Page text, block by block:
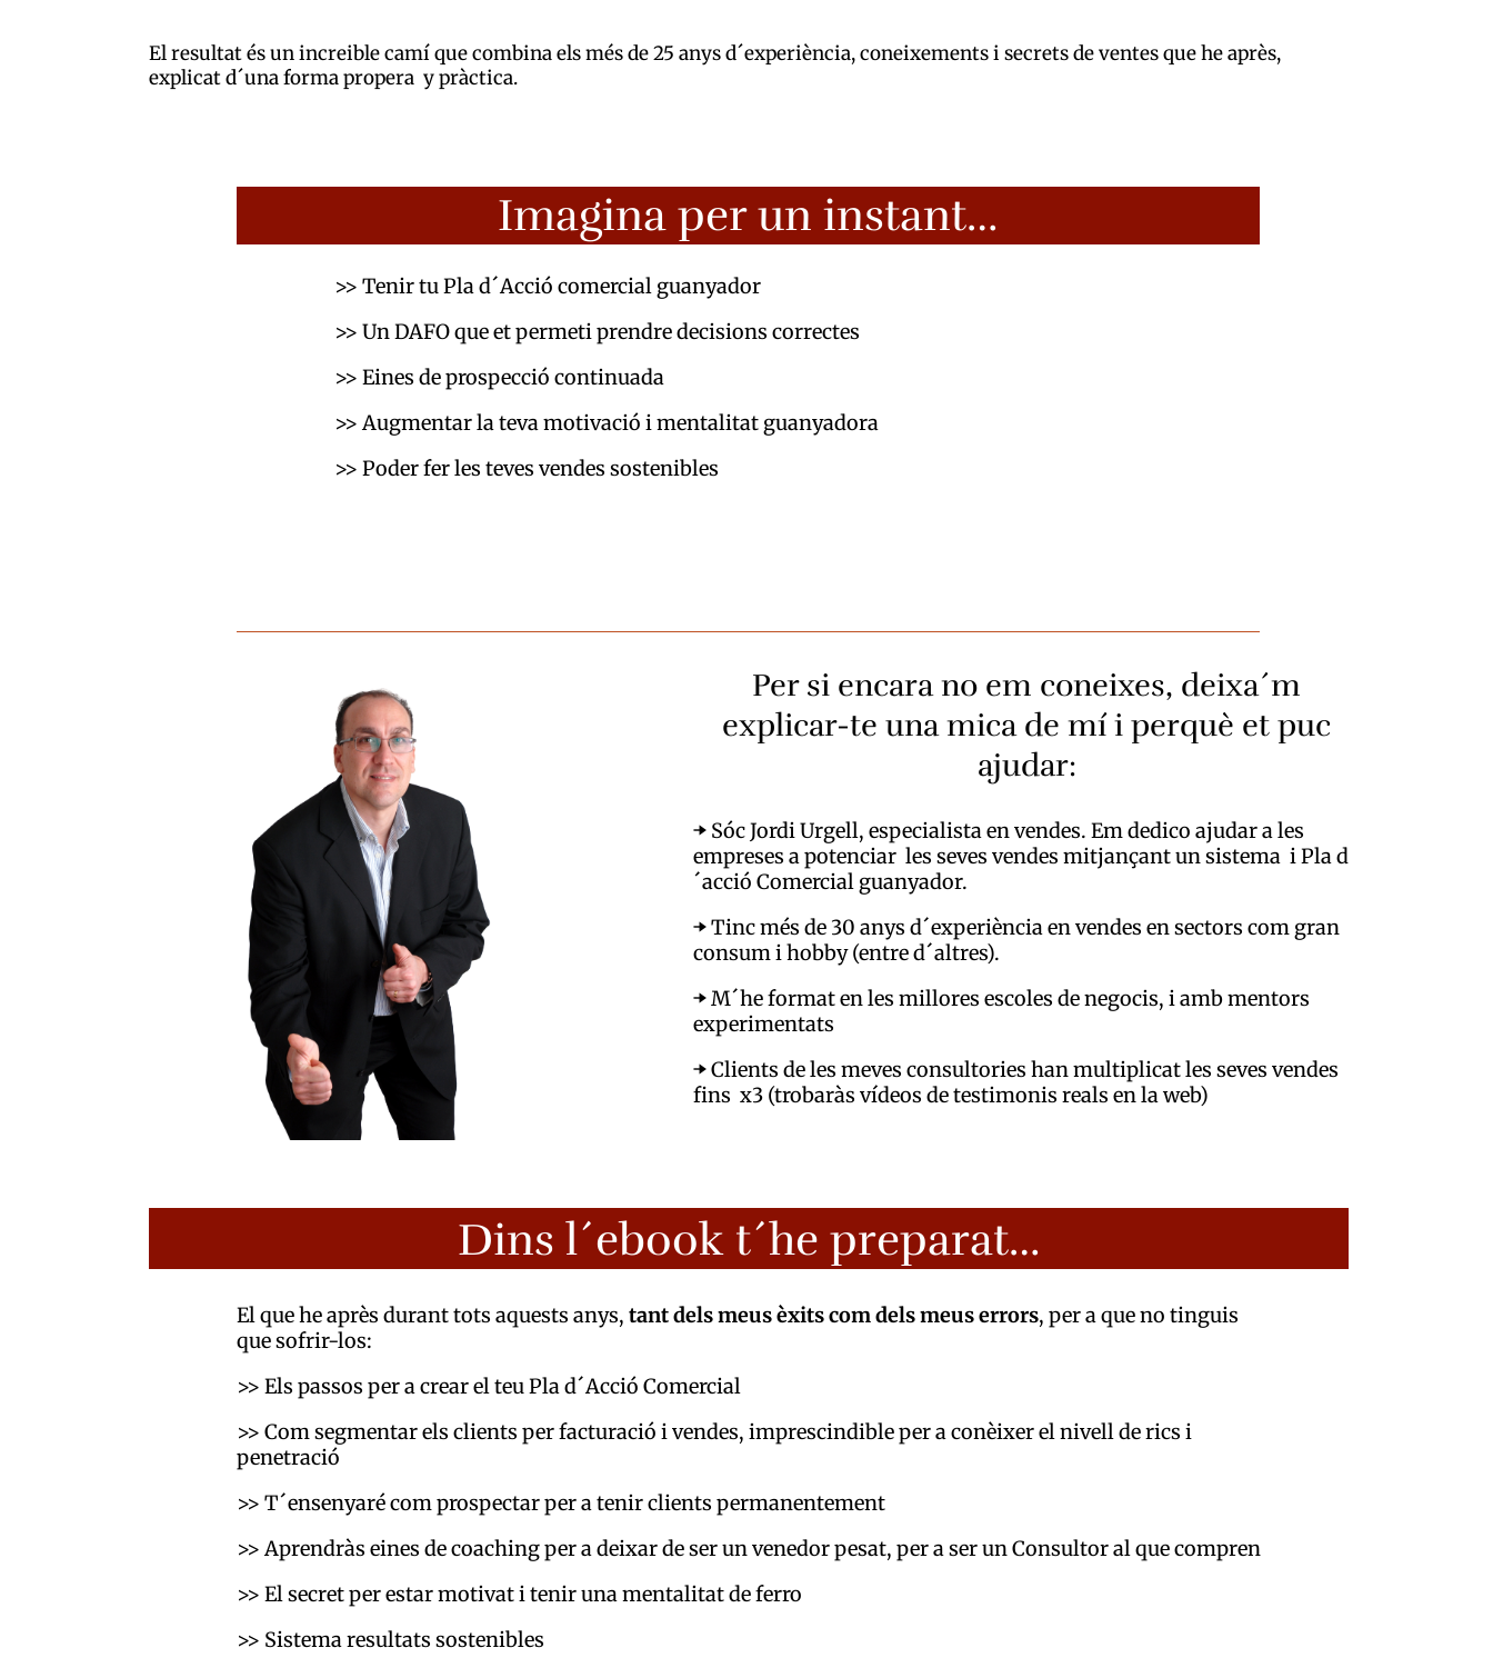
El resultat és un increible camí que combina els més de 25 anys d´experiència, coneixements i secrets de ventes que he après,
explicat d´una forma propera y pràctica.
Imagina per un instant…
>> Tenir tu Pla d´Acció comercial guanyador
>> Un DAFO que et permeti prendre decisions correctes
>> Eines de prospecció continuada
>> Augmentar la teva motivació i mentalitat guanyadora
>> Poder fer les teves vendes sostenibles
Per si encara no em coneixes, deixa´m
explicar-te una mica de mí i perquè et puc
ajudar:
➡ Sóc Jordi Urgell, especialista en vendes. Em dedico ajudar a les
empreses a potenciar les seves vendes mitjançant un sistema i Pla d
´acció Comercial guanyador.
➡ Tinc més de 30 anys d´experiència en vendes en sectors com gran
consum i hobby (entre d´altres).
➡ M´he format en les millores escoles de negocis, i amb mentors
experimentats
➡ Clients de les meves consultories han multiplicat les seves vendes
fins x3 (trobaràs vídeos de testimonis reals en la web)
Dins l´ebook t´he preparat…
El que he après durant tots aquests anys,tant dels meus èxits com dels meus errors, per a que no tinguis
que sofrir-los:
>> Els passos per a crear el teu Pla d´Acció Comercial
>> Com segmentar els clients per facturació i vendes, imprescindible per a conèixer el nivell de rics i
penetració
>> T´ensenyaré com prospectar per a tenir clients permanentement
>> Aprendràs eines de coaching per a deixar de ser un venedor pesat, per a ser un Consultor al que compren
>> El secret per estar motivat i tenir una mentalitat de ferro
>> Sistema resultats sostenibles